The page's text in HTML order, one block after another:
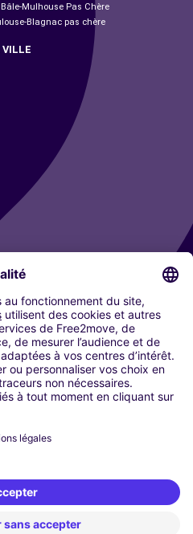
Mulhouse Pas Chère
Blagnac pas chère
VILLE